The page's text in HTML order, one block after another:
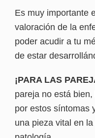
Es muy importante
valoración de la
poder acudir a tu
de estar
¡PARA LAS
pareja no está
por estos síntomas
una pieza vital en